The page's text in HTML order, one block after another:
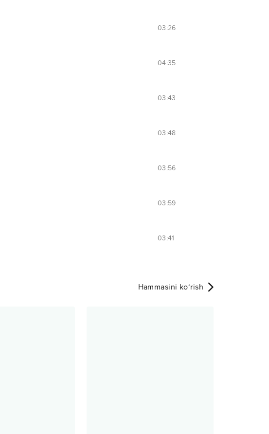
03:26
04:35
03:43
03:48
03:56
03:59
03:41
Hammasini ko‘rish